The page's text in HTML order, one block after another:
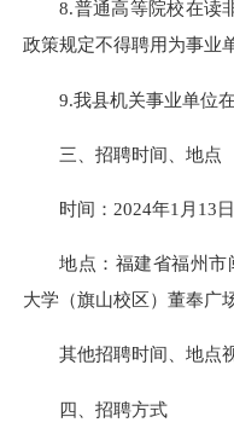
8.普通高等院校在读
政策规定不得聘用为事业
9.我县机关事业单位
三、招聘时间、地点
时间：2024年1月13
地点：福建省福州
大学（旗山校区）董奉广场
其他招聘时间、地点
四、招聘方式